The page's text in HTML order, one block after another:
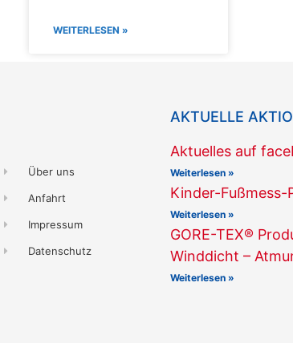
WEITERLESEN »
Über uns
Anfahrt
Impressum
Datenschutz
AKTUELLE
Aktuelles auf
Weiterlesen »
Kinder-Fußmess-
Weiterlesen »
GORE-TEX®
Winddicht –
Weiterlesen »